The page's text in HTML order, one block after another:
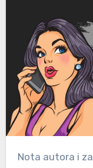
Nota autora i zastrzeżenie: To jest dziesiąta